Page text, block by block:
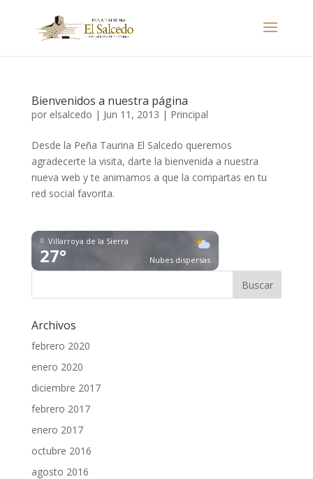
Bienvenidos a nuestra página
por elsalcedo | Jun 11, 2013 | Principal
Desde la Peña Taurina El Salcedo queremos
agradecerte la visita, darte la bienvenida a nuestra
nueva web y te animamos a que la compartas en tu
red social favorita.
Villarroya de la Sierra
27° Nubes dispersas
Archivos
febrero 2020
enero 2020
diciembre 2017
febrero 2017
enero 2017
octubre 2016
agosto 2016